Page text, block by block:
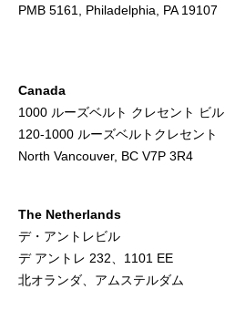
PMB 5161, Philadelphia, PA 19107
Canada
1000 ルーズベルト クレセント ビル
120-1000 ルーズベルトクレセント
North Vancouver, BC V7P 3R4
The Netherlands
デ・アントレビル
デ アントレ 232、1101 EE
北オランダ、アムステルダム